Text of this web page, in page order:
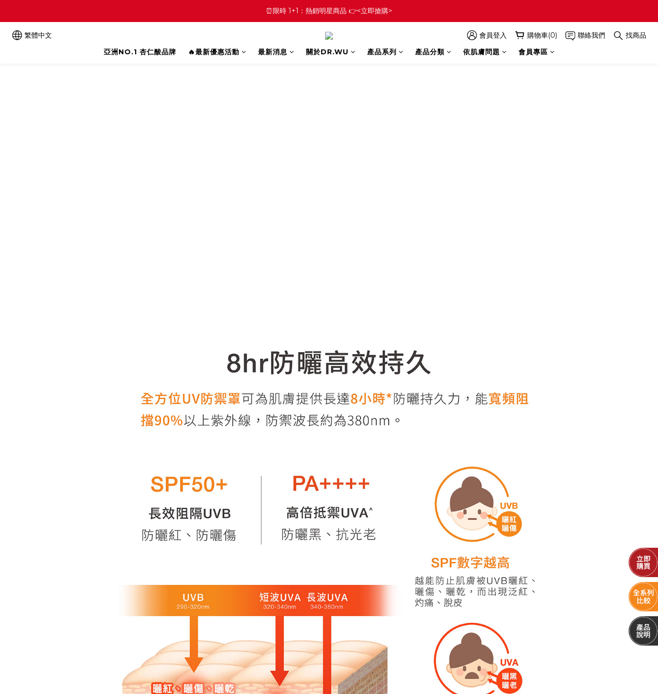
⏰限時 1+1：熱銷明星商品 👉<立即搶購>
繁體中文 會員登入 購物車(0) 聯絡我們
找商品
亞洲NO.1 杏仁酸品牌
🔥最新優惠活動 最新消息 關於DR.WU 產品系列 產品分類 依肌膚問題 會員專區